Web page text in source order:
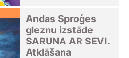
Andas Sproģes
gleznu izstāde
SARUNA AR SEVI.
Atklāšana